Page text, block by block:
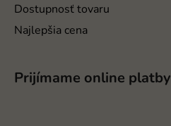
Dostupnosť tovaru
Najlepšia cena
Prijímame online platby